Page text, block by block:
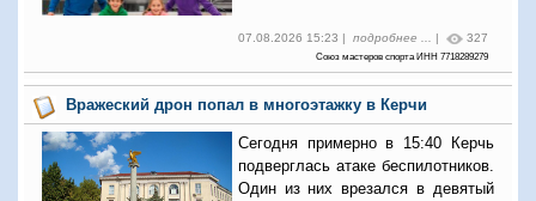
07.08.2026 15:23 | подробнее ... 327
Союз мастеров спорта ИНН 7718289279
Вражеский дрон попал в многоэтажку в Керчи
Сегодня примерно в 15:40 Керчь
подверглась атаке беспилотников.
Один из них врезался в девятый